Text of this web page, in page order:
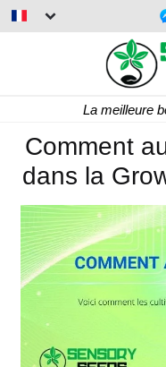
La meilleure
Comment
dans la